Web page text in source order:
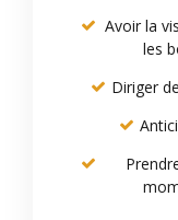
Avoir la
les
Diriger